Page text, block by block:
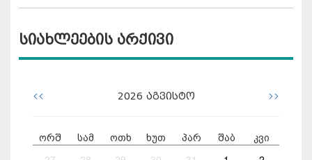
სიახლეების არქივი
<< 2026 აგვისტო >>
ორშ სამ ოთხ ხუთ პარ შაბ კვი